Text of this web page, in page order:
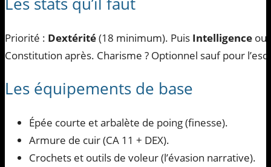
Priorité : Dextérité(18 minimum). Puis Intelligence ou
Constitution après. Charisme ? Optionnel sauf pour
Les équipements de base
Épée courte et arbalète de poing (finesse).
Armure de cuir (CA 11 + DEX).
Crochets et outils de voleur (l’évasion narrative).